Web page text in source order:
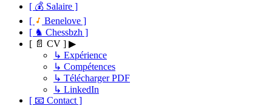
[ 💰 Salaire ]
[
Benelove ]
[ ♞ Chessbzh ]
[ 📄 CV ] ▶
↳ Expérience
↳ Compétences
↳ Télécharger PDF
↳ LinkedIn
[ 📧 Contact ]